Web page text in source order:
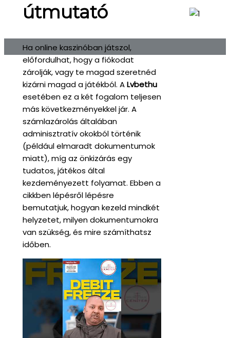
útmutató
Ha online kaszinóban játszol,
előfordulhat, hogy a fiókodat
zárolják, vagy te magad szeretnéd
kizárni magad a játékból. ALvbethu
esetében ez a két fogalom teljesen
más következményekkel jár. A
számlazárolás általában
adminisztratív okokból történik
(például elmaradt dokumentumok
miatt), míg az önkizárás egy
tudatos, játékos által
kezdeményezett folyamat. Ebben a
cikkben lépésről lépésre
bemutatjuk, hogyan kezeld mindkét
helyzetet, milyen dokumentumokra
van szükség, és mire számíthatsz
időben.